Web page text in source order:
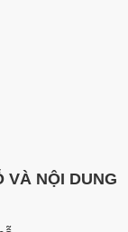
VÀ NỘI DUNG